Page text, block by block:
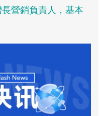
營銷負責人，基本